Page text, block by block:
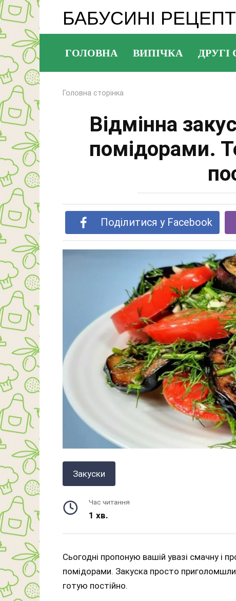
Перейти
до
змісту
БАБУСИНІ
ГОЛОВНА ВИПІЧКА ДРУГІ
Головна сторінка
Відмінна
помідорами.
Поділитися у Facebook
Закуски
Час читання
1 хв.
Сьогодні пропоную вашій увазі смачну і
помідорами. Закуска просто
готую постійно.